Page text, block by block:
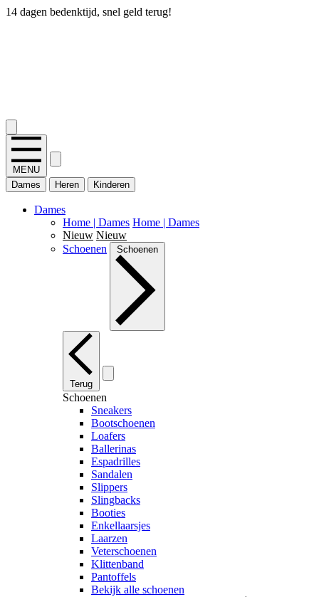
14 dagen bedenktijd, snel geld terug!
MENU
Dames
Heren Kinderen
Dames
Home | Dames Home | Dames
Nieuw Nieuw
Schoenen
Schoenen
Terug
Schoenen
Sneakers
Bootschoenen
Loafers
Ballerinas
Espadrilles
Sandalen
Slippers
Slingbacks
Booties
Enkellaarsjes
Laarzen
Veterschoenen
Klittenband
Pantoffels
Bekijk alle schoenen